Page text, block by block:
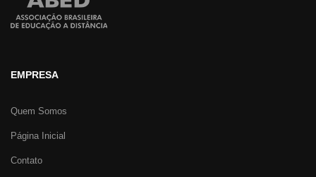
EMPRESA
Quem Somos
Página Inicial
Contato